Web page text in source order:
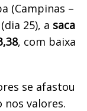
(Campinas –
25), a saca
, com baixa
se afastou
nos valores.